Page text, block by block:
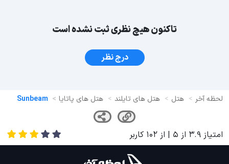
تاکنون هیچ نظری ثبت نشده است
درج نظر
لحظه آخر هتل هتل های تایلند هتل های پاتایا Sunbeam
امتیاز 3.9 از 5 | از 102 کاربر